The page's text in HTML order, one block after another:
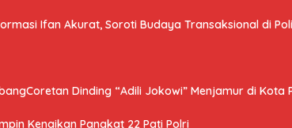
Ifan Akurat, Soroti Budaya Transaksional di
Dinding “Adili Jokowi” Menjamur di Kota
Kenaikan Pangkat 22 Pati Polri